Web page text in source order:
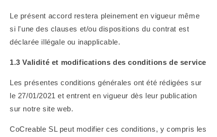
Le présent accord restera pleinement en vigueur même
si l'une des clauses et/ou dispositions du contrat est
déclarée illégale ou inapplicable.
1.3 Validité et modifications des conditions de service
Les présentes conditions générales ont été rédigées sur
le 27/01/2021 et entrent en vigueur dès leur publication
sur notre site web.
CoCreable SL peut modifier ces conditions, y compris les